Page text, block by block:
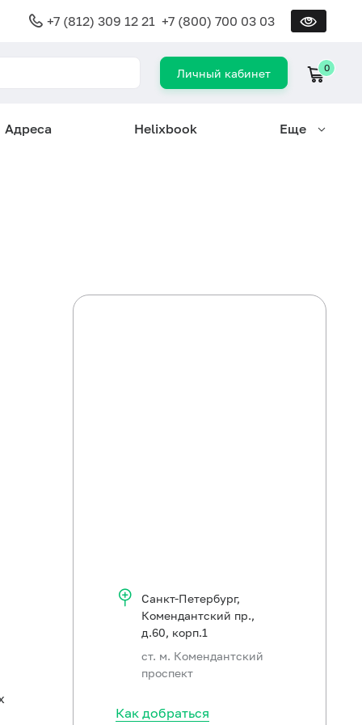
+7 (812) 309 12 21 +7 (800) 700 03 03
Личный кабинет 0
Адреса Helixbook Еще
Санкт-Петербург,
Комендантский пр.,
д.60, корп.1
ст. м. Комендантский
проспект
Как добраться